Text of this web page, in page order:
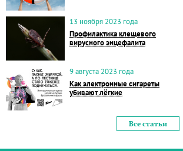
13 ноября 2023 года
Профилактика клещевого
вирусного энцефалита
9 августа 2023 года
Как электронные сигареты
убивают лёгкие
Все статьи